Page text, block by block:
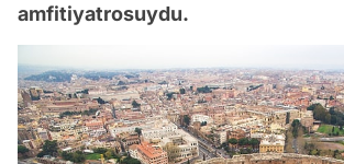
amfitiyatrosuydu.